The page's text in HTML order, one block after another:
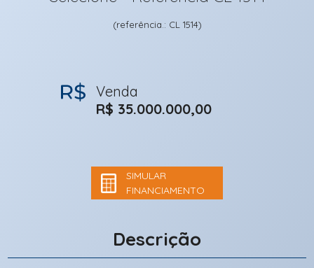
(referência.: CL 1514)
Venda
R$ 35.000.000,00
SIMULAR
FINANCIAMENTO
Descrição